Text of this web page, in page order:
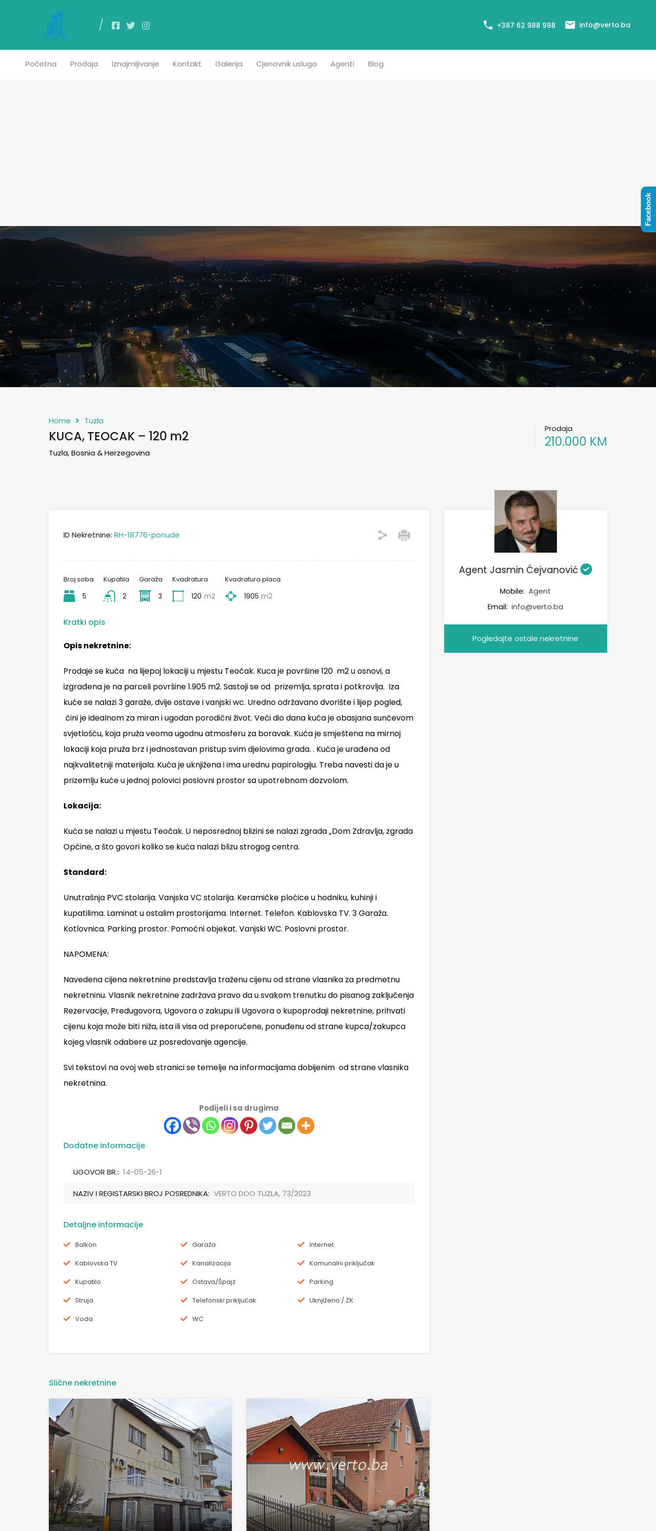
Cjenovnik usluga +387 62 988 998
+387 62 988 998 info@verto.ba
Početna Prodaja Iznajmljivanje Kontakt Galerija Cjenovnik usluga Agenti Blog
Home Tuzla
KUCA, TEOCAK – 120 m2
Tuzla, Bosnia & Herzegovina
Prodaja
210.000 KM
ID Nekretnine: RH-18776-ponude
Broj soba
5
Kupatila
2
Garaža
3
Kvadratura
120 m2
Kvadratura placa
1905 m2
Kratki opis
Opis nekretnine:
Prodaje se kuća na lijepoj lokaciji u mjestu Teočak. Kuca je površine 120 m2 u osnovi, a
izgrađena je na parceli površine 1.905 m2. Sastoji se od prizemlja, sprata i potkrovlja. Iza
kuće se nalazi 3 garaže, dvije ostave i vanjski wc. Uredno održavano dvorište i lijep pogled,
čini je idealnom za miran i ugodan porodični život. Veći dio dana kuća je obasjana sunčevom
svjetlošću, koja pruža veoma ugodnu atmosferu za boravak. Kuća je smještena na mirnoj
lokaciji koja pruža brz i jednostavan pristup svim djelovima grada. . Kuća je urađena od
najkvalitetniji materijala. Kuća je uknjižena i ima urednu papirologiju. Treba navesti da je u
prizemlju kuće u jednoj polovici poslovni prostor sa upotrebnom dozvolom.
Lokacija:
Kuća se nalazi u mjestu Teočak. U neposrednoj blizini se nalazi zgrada „Dom Zdravlja, zgrada
Općine, a što govori koliko se kuća nalazi blizu strogog centra.
Standard:
Unutrašnja PVC stolarija. Vanjska VC stolarija. Keramičke ploćice u hodniku, kuhinji i
kupatilima. Laminat u ostalim prostorijama. Internet. Telefon. Kablovska TV. 3 Garaža.
Kotlovnica. Parking prostor. Pomoćni objekat. Vanjski WC. Poslovni prostor.
NAPOMENA:
Navedena cijena nekretnine predstavlja traženu cijenu od strane vlasnika za predmetnu
nekretninu. Vlasnik nekretnine zadržava pravo da u svakom trenutku do pisanog zaključenja
Rezervacije, Predugovora, Ugovora o zakupu ili Ugovora o kupoprodaji nekretnine, prihvati
cijenu koja može biti niža, ista ili visa od preporučene, ponuđenu od strane kupca/zakupca
kojeg vlasnik odabere uz posredovanje agencije.
Svi tekstovi na ovoj web stranici se temelje na informacijama dobijenim od strane vlasnika
nekretnina.
Podijeli i sa drugima
Dodatne informacije
UGOVOR BR.: 14-05-26-1
NAZIV I REGISTARSKI BROJ POSREDNIKA: VERTO DOO TUZLA, 73/2023
Detaljne informacije
Balkon Garaža
Internet
Kablovska TV
Kanalizacija
Komunalni priključak
Kupatilo
Ostava/Špajz
Parking
Struja
Telefonski priključak
Uknjiženo / ZK
Voda
WC
Slične nekretnine
Agent Jasmin Ćejvanović
Mobile: Agent
Email: info@verto.ba
Pogledajte ostale nekretnine
Facebook